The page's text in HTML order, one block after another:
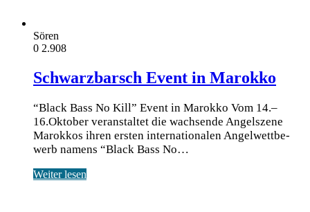
Sören
0 2.908
Schwarzbarsch Event in Marokko
“Black Bass No Kill” Event in Marokko Vom 14.–
16.Oktober ver­an­stal­tet die wach­sen­de Angel­sze­ne
Marok­kos ihren ers­ten inter­na­tio­na­len Angel­wett­be­
werb namens “Black Bass No…
Weiter lesen